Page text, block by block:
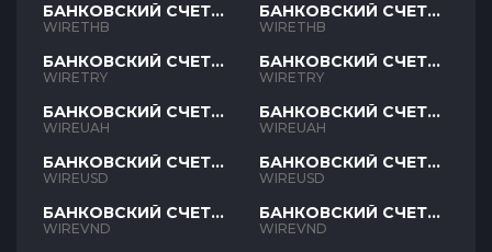
БАНКОВСКИЙ СЧЕТ
THB
WIRETHB
БАНКОВСКИЙ СЧЕТ
TRY
WIRETRY
БАНКОВСКИЙ СЧЕТ
UAH
WIREUAH
БАНКОВСКИЙ СЧЕТ
USD
WIREUSD
БАНКОВСКИЙ СЧЕТ
VND
WIREVND
БАНКОВСКИЙ СЧЕТ
THB
WIRETHB
БАНКОВСКИЙ СЧЕТ
TRY
WIRETRY
БАНКОВСКИЙ СЧЕТ
UAH
WIREUAH
БАНКОВСКИЙ СЧЕТ
USD
WIREUSD
БАНКОВСКИЙ СЧЕТ
VND
WIREVND